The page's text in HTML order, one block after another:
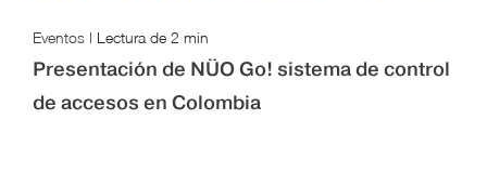
Eventos | Lectura de 2 min
Presentación de NÜO Go! sistema de control
de accesos en Colombia